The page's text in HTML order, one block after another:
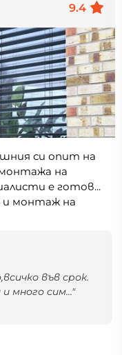
9.4
си опит на
на
е готов...
и монтаж на
във срок.
много сим..."